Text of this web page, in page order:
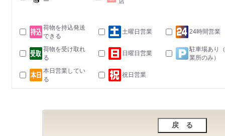
荷物を持込発送
できる
土曜日営業 24時間営業
荷物を受け取れ
る
日曜日営業
駐車場あり
業所のみ）
本日営業してい
る
祝日営業